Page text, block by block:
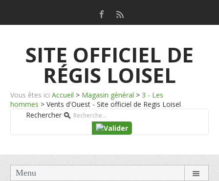
SITE OFFICIEL DE
RÉGIS LOISEL
Vous êtes ici Accueil > Magasin général > 3 - Les
hommes > Vents d'Ouest - Site officiel de Regis Loisel
Rechercher
Menu